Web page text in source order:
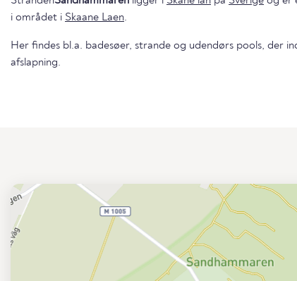
i området i Skaane Laen.
Her findes bl.a. badesøer, strande og udendørs pools, der
afslapning.